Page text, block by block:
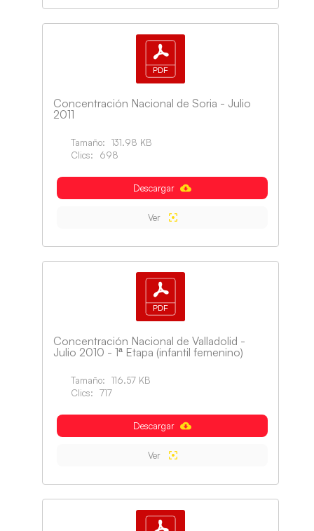
Concentración Nacional de Soria - Julio
2011
Tamaño:
131.98 KB
Clics:
698
Descargar
Ver
Concentración Nacional de Valladolid -
Julio 2010 - 1ª Etapa (infantil femenino)
Tamaño:
116.57 KB
Clics:
717
Descargar
Ver